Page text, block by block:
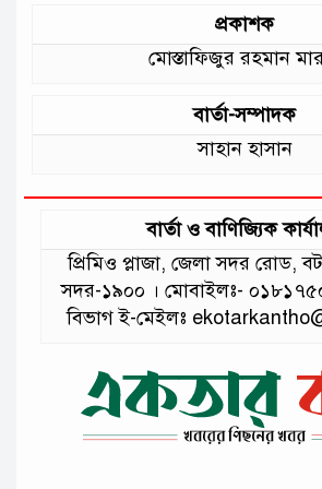
প্রকাশক
মোস্তাফিজুর রহমান
বার্তা-সম্পাদক
সাহান হাসান
বার্তা ও বাণিজ্যিক
প্রিমিও প্লাজা, জেলা সদর রোড,
সদর-১৯০০ । মোবাইলঃ-
বিভাগ ই-মেইলঃ